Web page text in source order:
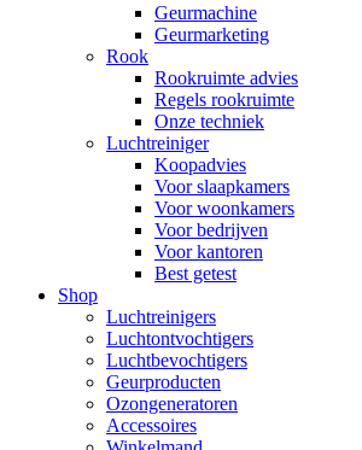
Geurmachine
Geurmarketing
Rook
Rookruimte advies
Regels rookruimte
Onze techniek
Luchtreiniger
Koopadvies
Voor slaapkamers
Voor woonkamers
Voor bedrijven
Voor kantoren
Best getest
Shop
Luchtreinigers
Luchtontvochtigers
Luchtbevochtigers
Geurproducten
Ozongeneratoren
Accessoires